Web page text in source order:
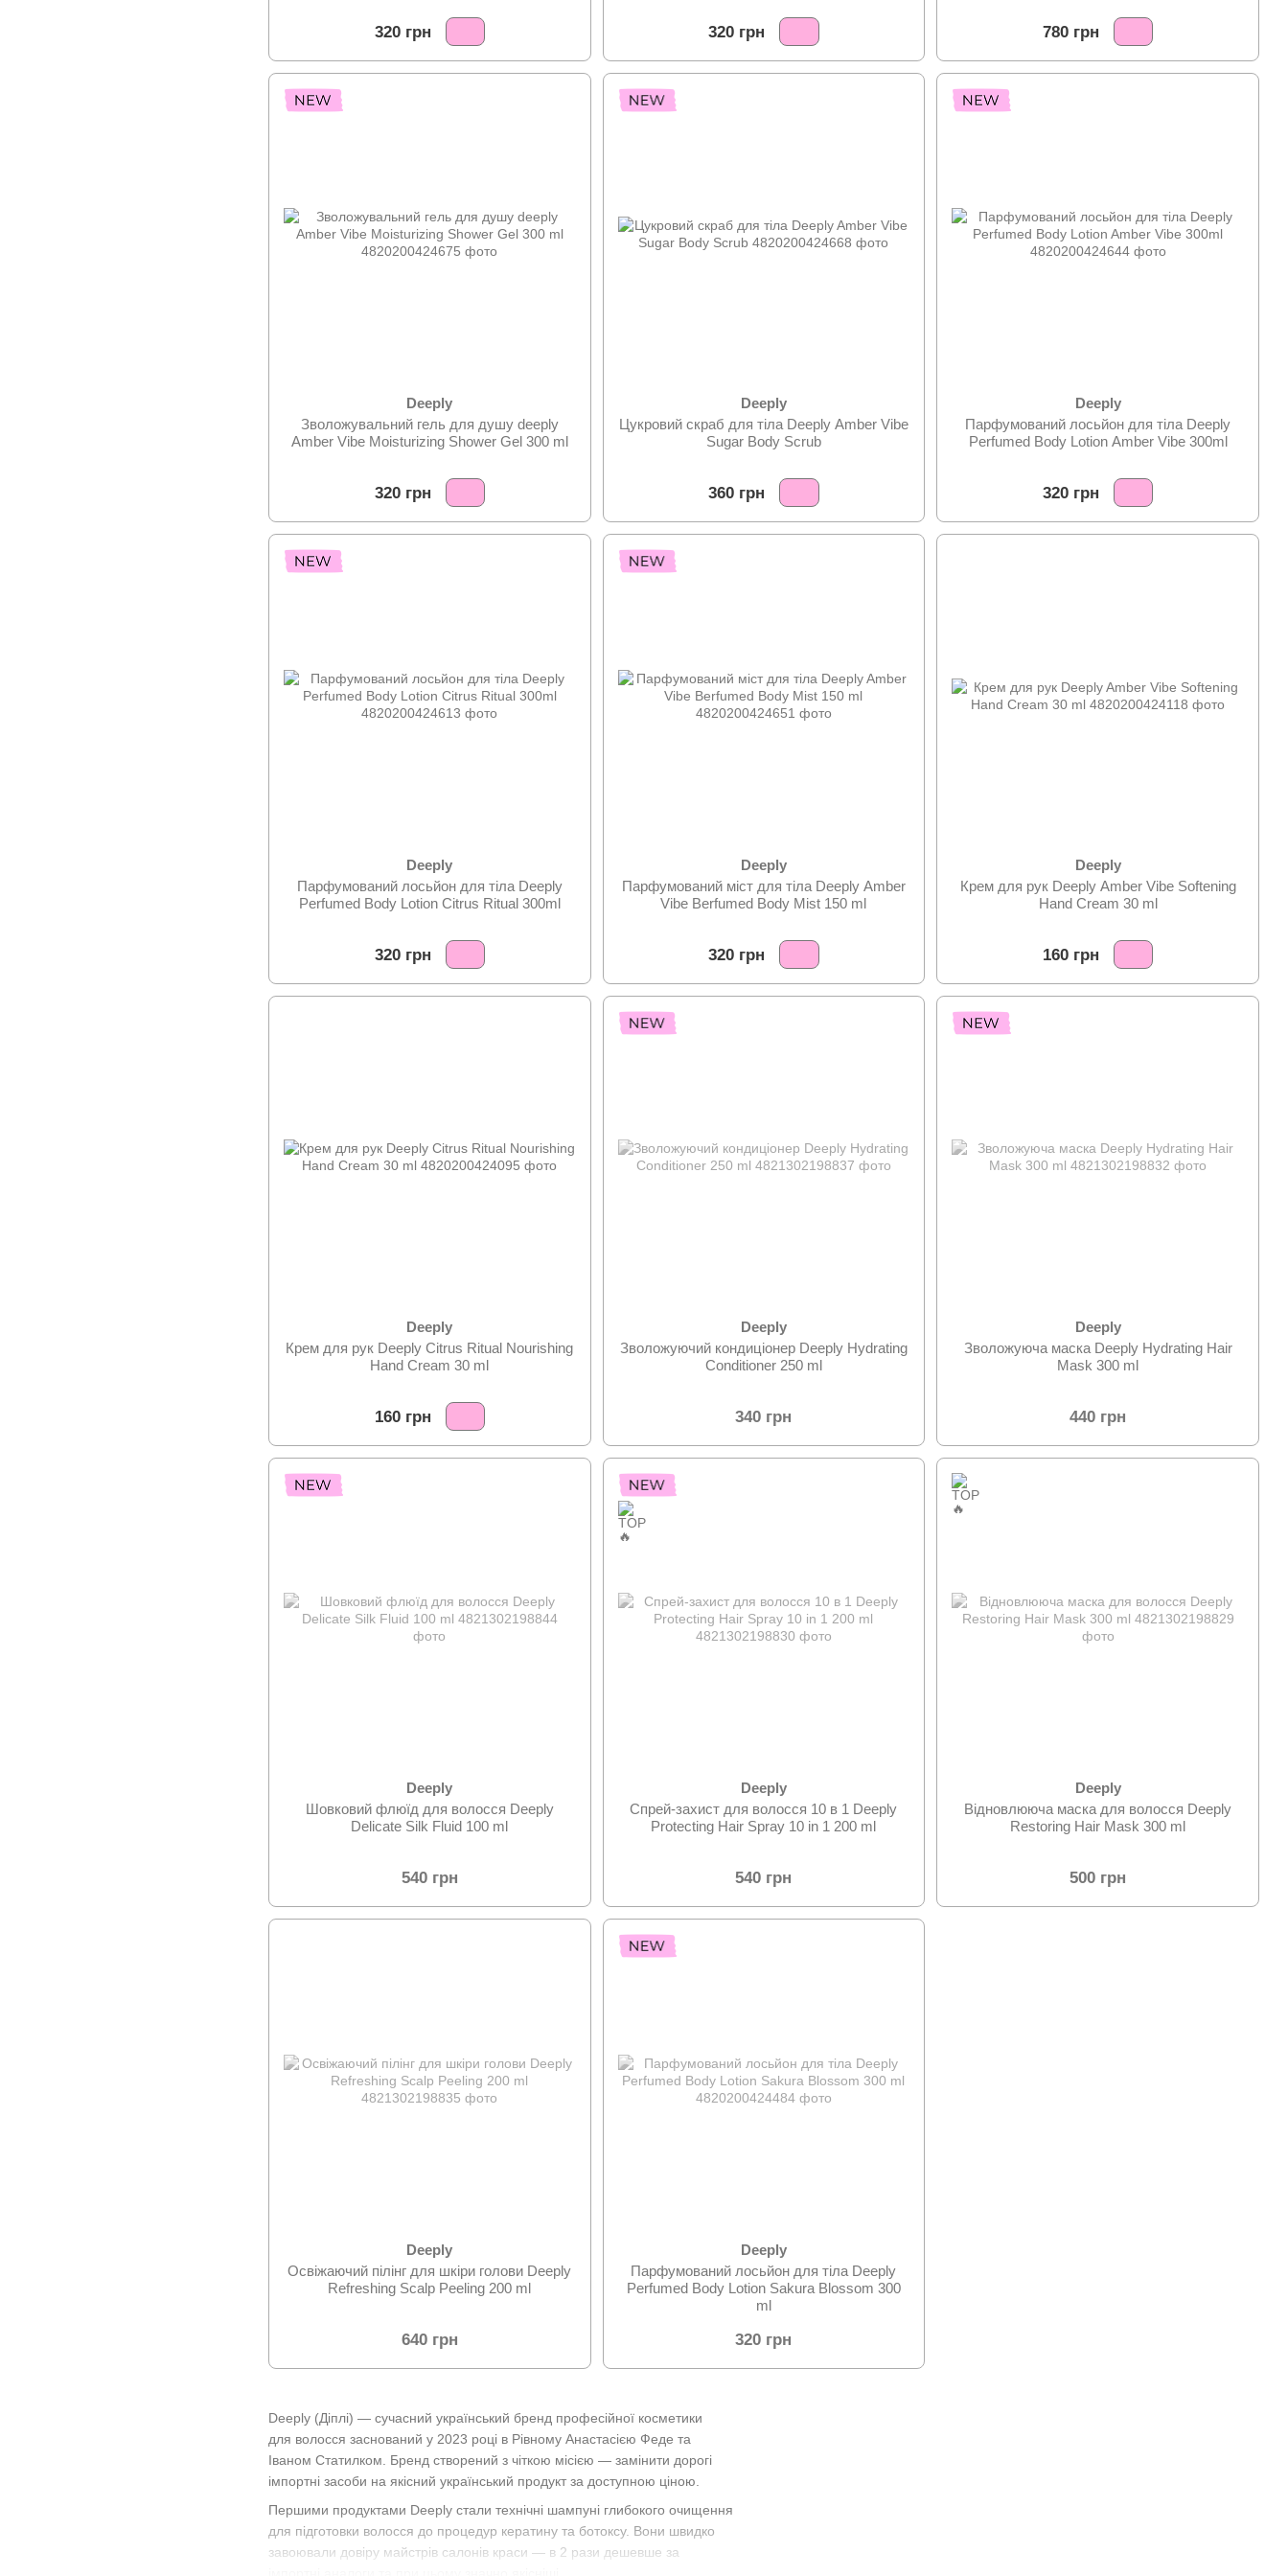
Deeply (Діплі) — сучасний український бренд професійної косметики
для волосся заснований у 2023 році в Рівному Анастасією Феде та
Іваном Статилком. Бренд створений з чіткою місією — замінити дорогі
імпортні засоби на якісний український продукт за доступною ціною.
Першими продуктами Deeply стали технічні шампуні глибокого очищення
для підготовки волосся до процедур кератину та ботоксу. Вони швидко
завоювали довіру майстрів салонів краси — в 2 рази дешевше за
— Розроблено спеціально для українського ринку
Обирайте Deeply в магазині Face Me — оригінальна українська
320 грн 320 грн 780 грн
Deeply
Зволожувальний гель для душу deeply
Amber Vibe Moisturizing Shower Gel 300 ml
320 грн
Deeply
Цукровий скраб для тіла Deeply Amber Vibe
Sugar Body Scrub
360 грн
Deeply
Парфумований лосьйон для тіла Deeply
Perfumed Body Lotion Amber Vibe 300ml
320 грн
Deeply
Парфумований лосьйон для тіла Deeply
Perfumed Body Lotion Citrus Ritual 300ml
320 грн
Deeply
Парфумований міст для тіла Deeply Amber
Vibe Berfumed Body Mist 150 ml
320 грн
Deeply
Крем для рук Deeply Amber Vibe Softening
Hand Cream 30 ml
160 грн
Deeply
Крем для рук Deeply Citrus Ritual Nourishing
Hand Cream 30 ml
160 грн
Deeply
Зволожуючий кондиціонер Deeply Hydrating
Conditioner 250 ml
340 грн
Deeply
Зволожуюча маска Deeply Hydrating Hair
Mask 300 ml
440 грн
Deeply
Шовковий флюїд для волосся Deeply
Delicate Silk Fluid 100 ml
540 грн
Deeply
Спрей-захист для волосся 10 в 1 Deeply
Protecting Hair Spray 10 in 1 200 ml
540 грн
Deeply
Відновлююча маска для волосся Deeply
Restoring Hair Mask 300 ml
500 грн
Deeply
Освіжаючий пілінг для шкіри голови Deeply
Refreshing Scalp Peeling 200 ml
640 грн
Deeply
Парфумований лосьйон для тіла Deeply
Perfumed Body Lotion Sakura Blossom 300
ml
320 грн